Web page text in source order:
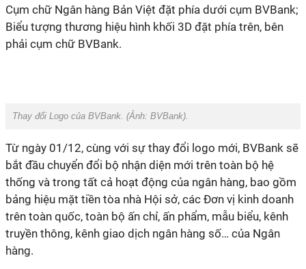
Cụm chữ Ngân hàng Bản Việt đặt phía dưới cụm BVBank;
Biểu tượng thương hiệu hình khối 3D đặt phía trên, bên
phải cụm chữ BVBank.
Thay đổi Logo của BVBank. (Ảnh: BVBank).
Từ ngày 01/12, cùng với sự thay đổi logo mới, BVBank sẽ
bắt đầu chuyển đổi bộ nhận diện mới trên toàn bộ hệ
thống và trong tất cả hoạt động của ngân hàng, bao gồm
bảng hiệu mặt tiền tòa nhà Hội sở, các Đơn vị kinh doanh
trên toàn quốc, toàn bộ ấn chỉ, ấn phẩm, mẫu biểu, kênh
truyền thông, kênh giao dịch ngân hàng số… của Ngân
hàng.